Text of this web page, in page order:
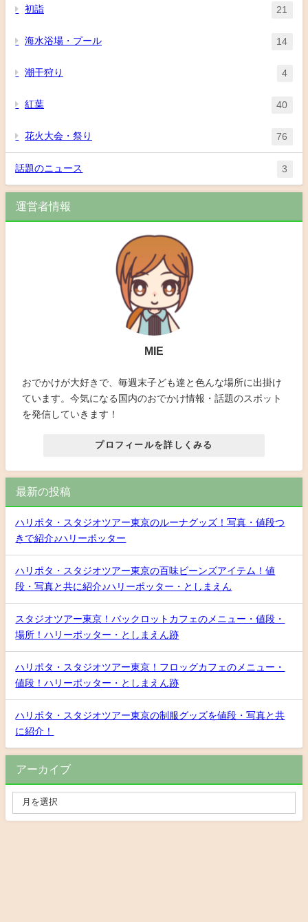
初詣 21
海水浴場・プール 14
潮干狩り 4
紅葉 40
花火大会・祭り 76
話題のニュース 3
運営者情報
MIE
おでかけが大好きで、毎週末子ども達と色んな場所に出掛け
ています。今気になる国内のおでかけ情報・話題のスポット
を発信していきます！
プロフィールを詳しくみる
最新の投稿
ハリポタ・スタジオツアー東京のルーナグッズ！写真・値段つ
きで紹介♪ハリーポッター
ハリポタ・スタジオツアー東京の百味ビーンズアイテム！値
段・写真と共に紹介♪ハリーポッター・としまえん
スタジオツアー東京！バックロットカフェのメニュー・値段・
場所！ハリーポッター・としまえん跡
ハリポタ・スタジオツアー東京！フロッグカフェのメニュー・
値段！ハリーポッター・としまえん跡
ハリポタ・スタジオツアー東京の制服グッズを値段・写真と共
に紹介！
アーカイブ